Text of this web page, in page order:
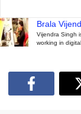
Brala
Vijendra Singh
working in